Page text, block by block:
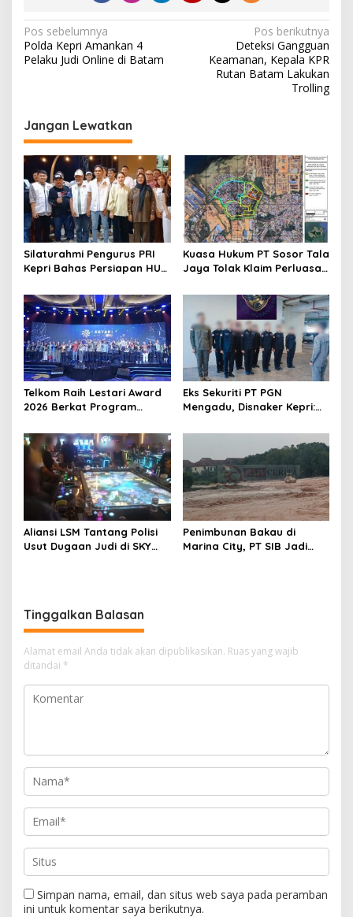
N
a
g
a
s
i
p
o
s
Pos sebelumnya
Polda Kepri Amankan 4
Pelaku Judi Online di Batam
Pos berikutnya
Deteksi Gangguan
Keamanan, Kepala KPR
Rutan Batam Lakukan
Trolling
Jangan Lewatkan
Silaturahmi Pengurus PRI
Kepri Bahas Persiapan HUT
Konsolidasi Partai
Kuasa Hukum PT Sosor Tala
Jaya Tolak Klaim Perluasan
Telkom Raih Lestari Award
2026 Berkat Program
Digital
Eks Sekuriti PT PGN
Mengadu, Disnaker Kepri:
Lanjuti
Aliansi LSM Tantang Polisi
Usut Dugaan Judi di SKY
Penimbunan Bakau di
Marina City, PT SIB Jadi
Tinggalkan Balasan
Alamat email Anda tidak akan dipublikasikan. Ruas yang wajib
ditandai *
Simpan nama, email, dan situs web saya pada peramban
ini untuk komentar saya berikutnya.